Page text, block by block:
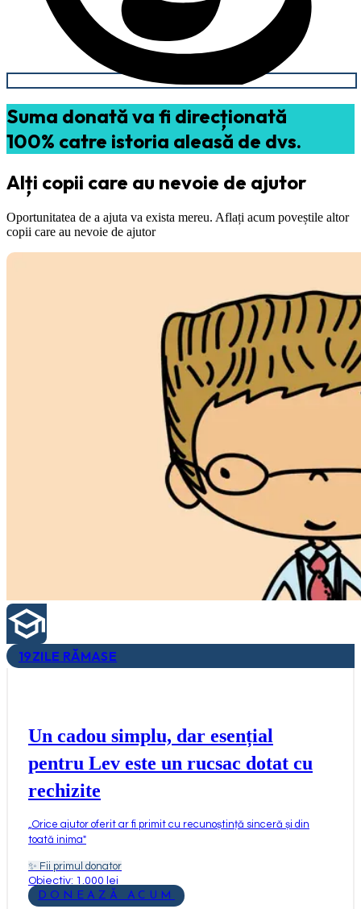
Suma donată va fi direcționată
100% catre istoria aleasă de dvs.
Alți copii care au nevoie de ajutor
Oportunitatea de a ajuta va exista mereu. Aflați acum poveștile altor
copii care au nevoie de ajutor
19ZILE RĂMASE
Un cadou simplu, dar esențial
pentru Lev este un rucsac dotat cu
rechizite
Orice ajutor oferit ar fi primit cu recunoștință sinceră și din
toată inima"
✨ Fii primul donator
Obiectiv: 1.000 lei
DONEAZĂ ACUM